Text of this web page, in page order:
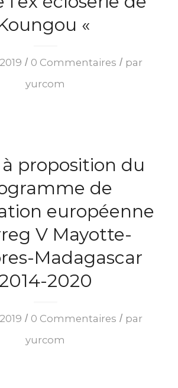
«
/ 0 Commentaires / par
yurcom
proposition du
de
européenne
V Mayotte-
Madagascar
2020
/ 0 Commentaires / par
yurcom